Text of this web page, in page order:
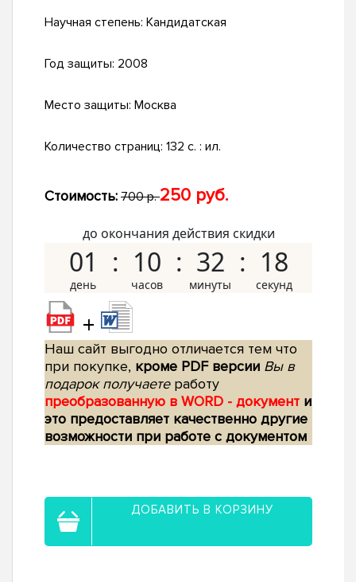
Научная степень: Кандидатская
Год защиты: 2008
Место защиты: Москва
Количество страниц: 132 с. : ил.
Стоимость: 700 р.250 руб.
до окончания действия скидки
01 10 32 17
+
Наш сайт выгодно отличается тем что
при покупке, кроме PDF версии Вы в
подарок получаетеработу
преобразованную в WORD - документ и
это предоставляет качественно другие
возможности при работе с документом
ДОБАВИТЬ В КОРЗИНУ